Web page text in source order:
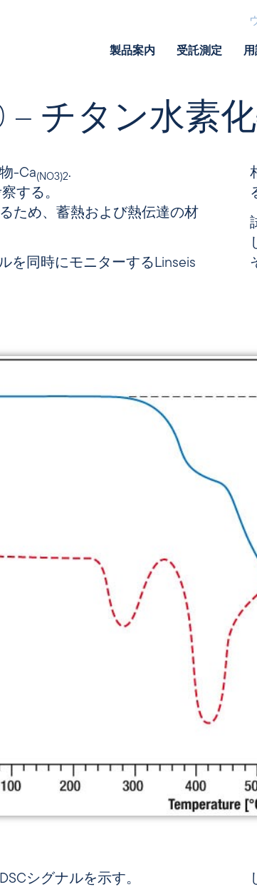
製品案内 受託測定
– チタン水素
-Ca(NO3)2.
する。
ため、蓄熱および熱伝達の材
を同時にモニターするLinseis
シグナルを示す。